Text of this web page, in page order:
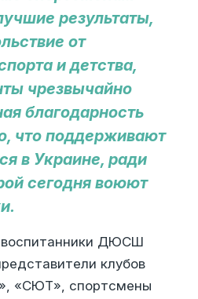
результаты,
от
и детства,
чрезвычайно
благодарность
что поддерживают
в Украине, ради
сегодня воюют
воспитанники ДЮСШ
клубов
«СЮТ», спортсмены